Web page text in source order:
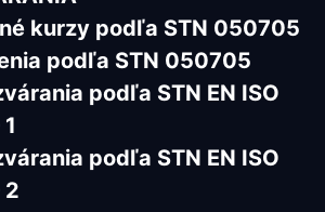
kurzy podľa STN 050705
podľa STN 050705
podľa STN EN ISO
podľa STN EN ISO
2